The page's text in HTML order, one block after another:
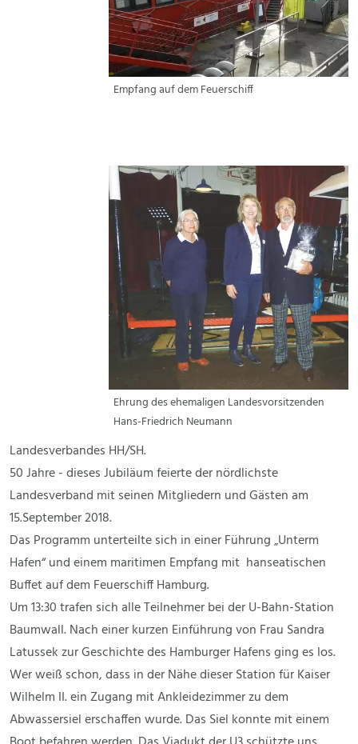
Empfang auf dem Feuerschiff
Ehrung des ehemaligen Landesvorsitzenden
Hans-Friedrich Neumann
Landesverbandes HH/SH.
50 Jahre - dieses Jubiläum feierte der nördlichste
Landesverband mit seinen Mitgliedern und Gästen am
15.September 2018.
Das Programm unterteilte sich in einer Führung „Unterm
Hafen“ und einem maritimen Empfang mit hanseatischen
Buffet auf dem Feuerschiff Hamburg.
Um 13:30 trafen sich alle Teilnehmer bei der U-Bahn-Station
Baumwall. Nach einer kurzen Einführung von Frau Sandra
Latussek zur Geschichte des Hamburger Hafens ging es los.
Wer weiß schon, dass in der Nähe dieser Station für Kaiser
Wilhelm II. ein Zugang mit Ankleidezimmer zu dem
Abwassersiel erschaffen wurde. Das Siel konnte mit einem